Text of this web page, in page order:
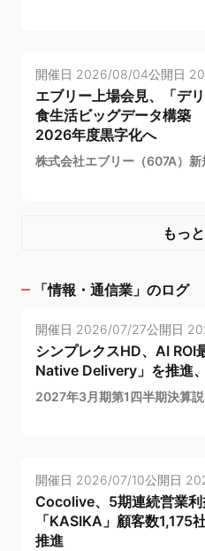
開催日 2026/08/04公開日
エブリー上場会見、「デ
食生活ビッグデータ構築
2026年度黒字化へ
株式会社エブリー（607A）
もっ
「情報・通信業 」のログ
開催日 2026/07/27公開日
シンプレクスHD、AI
Native Delivery」を推進
2027年3月期第1四半期決算
開催日 2026/07/10公開日
Cocolive、5期連続営業
「KASIKA」顧客数1,175
推進